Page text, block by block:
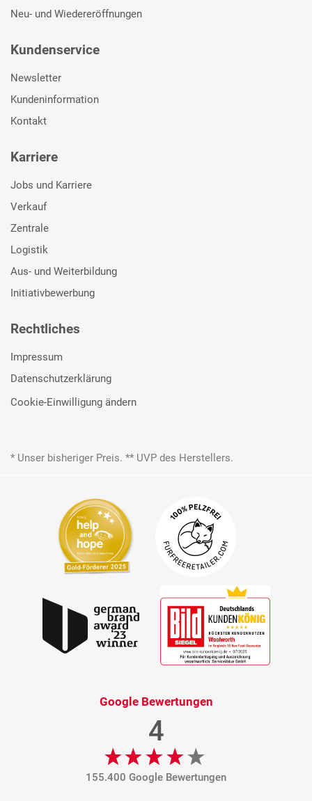
Neu- und Wiedereröffnungen
Kundenservice
Newsletter
Kundeninformation
Kontakt
Karriere
Jobs und Karriere
Verkauf
Zentrale
Logistik
Aus- und Weiterbildung
Initiativbewerbung
Rechtliches
Impressum
Datenschutzerklärung
Cookie-Einwilligung ändern
* Unser bisheriger Preis. ** UVP des Herstellers.
Google Bewertungen
4
155.400 Google Bewertungen